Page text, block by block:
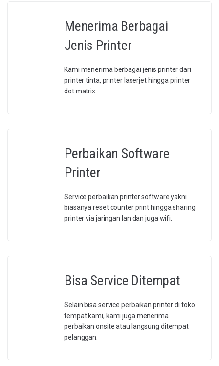
Menerima Berbagai
Jenis Printer
Kami menerima berbagai jenis printer dari
printer tinta, printer laserjet hingga printer
dot matrix
Perbaikan Software
Printer
Service perbaikan printer software yakni
biasanya reset counter print hingga sharing
printer via jaringan lan dan juga wifi.
Bisa Service Ditempat
Selain bisa service perbaikan printer di toko
tempat kami, kami juga menerima
perbaikan onsite atau langsung ditempat
pelanggan.